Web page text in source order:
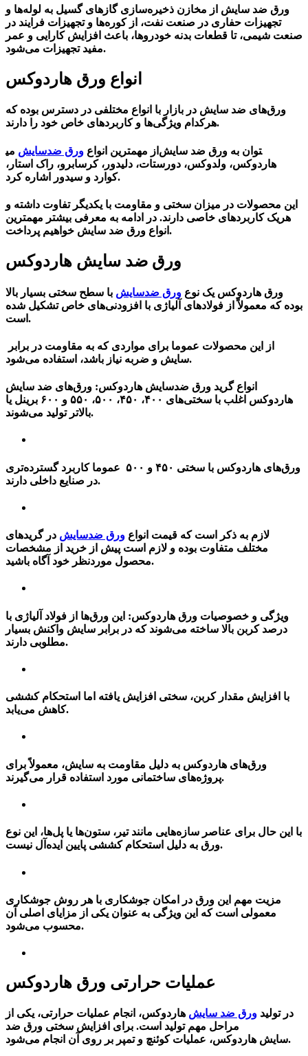
ورق ضد سایش از مخازن ذخیره‌سازی گازهای گسیل به لوله‌ها و
تجهیزات حفاری در صنعت نفت، از کوره‌ها و تجهیزات فرایند در
صنعت شیمی، تا قطعات بدنه خودروها، باعث افزایش کارایی و عمر
مفید تجهیزات می‌شود.
انواع ورق هاردوکس
ورق‌های ضد سایش در بازار با انواع مختلفی در دسترس بوده که
هرکدام ویژگی‌ها و کاربردهای خاص خود را دارند.
از مهمترین انواع ورق ضدسایش می‎توان به ورق ضد سایش
هاردوکس، ولدوکس، دورستات، دلیدور، کرسابرو، راک استار،
کوارد و سیدور اشاره کرد.
این محصولات در میزان سختی و مقاومت با یکدیگر تفاوت داشته و
هریک کاربردهای خاصی دارند. در ادامه به معرفی بیشتر مهمترین
انواع ورق ضد سایش خواهیم پرداخت.
ورق ضد سایش هاردوکس
ورق هاردوکس یک نوع ورق ضدسایش با سطح سختی بسیار بالا
بوده که معمولاً از فولادهای آلیاژی با افزودنی‌های خاص تشکیل شده
است.
سایش و ضربه نیاز باشد، استفاده می‌شود.
انواع گرید ورق ضدسایش هاردوکس: ورق‌های ضد سایش
هاردوکس اغلب با سختی‌های ۴۰۰، ۴۵۰، ۵۰۰، ۵۵۰ و ۶۰۰ برینل یا
بالاتر تولید می‌شوند.
ورق‌های هاردوکس با سختی ۴۵۰ و ۵۰۰ عموما کاربرد گسترده‌تری
در صنایع داخلی دارند.
لازم به ذکر است که قیمت انواع ورق ضدسایش در گریدهای
مختلف متفاوت بوده و لازم است پیش از خرید از مشخصات
محصول موردنظر خود آگاه باشید.
ویژگی و خصوصیات ورق هاردوکس: این ورق‌ها از فولاد آلیاژی با
درصد کربن بالا ساخته می‌شوند که در برابر سایش واکنش بسیار
مطلوبی دارند.
با افزایش مقدار کربن، سختی افزایش یافته اما استحکام کششی
کاهش می‌یابد.
ورق‌های هاردوکس به دلیل مقاومت به سایش، معمولاً برای
پروژه‌های ساختمانی مورد استفاده قرار می‌گیرند.
با این حال برای عناصر سازه‌هایی مانند تیر، ستون‌ها یا پل‌ها، این نوع
ورق به دلیل استحکام کششی پایین ایده‌آل نیست.
مزیت مهم این ورق در امکان جوشکاری با هر روش جوشکاری
معمولی است که این ویژگی به عنوان یکی از مزایای اصلی آن
محسوب می‌شود.
عملیات حرارتی ورق هاردوکس
در تولید ورق ضد سایش هاردوکس، انجام عملیات حرارتی، یکی از
مراحل مهم تولید است. برای افزایش سختی ورق ضد
سایشهاردوکس، عملیات کوئنچ و تمپر بر روی آن انجام می‌شود.